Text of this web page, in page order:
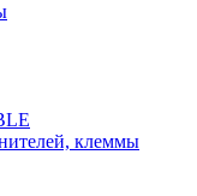
клеммы